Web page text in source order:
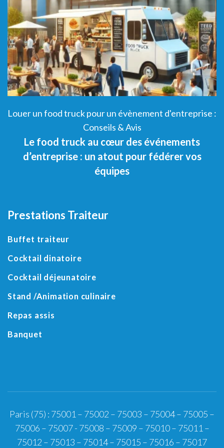
Louer un food truck pour un évènement d'entreprise :
Conseils & Avis
Le food truck au cœur des événements
d’entreprise : un atout pour fédérer vos
équipes
Prestations Traiteur
Buffet traiteur
Cocktail dinatoire
Cocktail déjeunatoire
Stand /Animation culinaire
Repas assis
Banquet
Paris (75) : 75001 – 75002 – 75003 – 75004– 75005 –
75006 – 75007- 75008 – 75009 – 75010– 75011 –
75012 – 75013 – 75014– 75015 – 75016 – 75017